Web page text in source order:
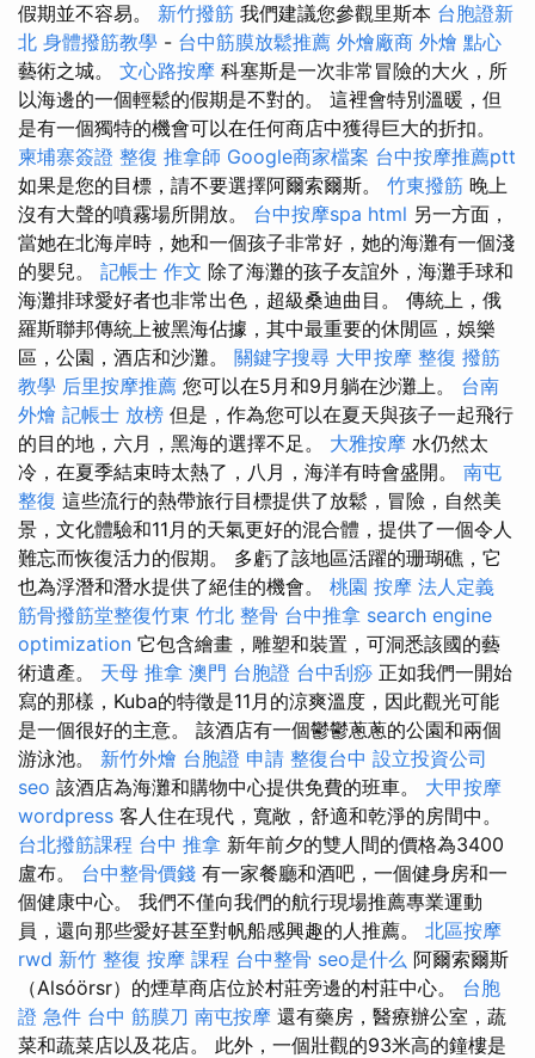
假期並不容易。 新竹撥筋 我們建議您參觀里斯本 台胞證新
北 身體撥筋教學 - 台中筋膜放鬆推薦 外燴廠商 外燴 點心
藝術之城。 文心路按摩 科塞斯是一次非常冒險的大火，所
以海邊的一個輕鬆的假期是不對的。 這裡會特別溫暖，但
是有一個獨特的機會可以在任何商店中獲得巨大的折扣。
柬埔寨簽證 整復 推拿師 Google商家檔案 台中按摩推薦ptt
如果是您的目標，請不要選擇阿爾索爾斯。 竹東撥筋 晚上
沒有大聲的​​噴霧場所開放。 台中按摩spa html 另一方面，
當她在北海岸時，她和一個孩子非常好，她的海灘有一個淺
的嬰兒。 記帳士 作文 除了海灘的孩子友誼外，海灘手球和
海灘排球愛好者也非常出色，超級桑迪曲目。 傳統上，俄
羅斯聯邦傳統上被黑海佔據，其中最重要的休閒區，娛樂
區，公園，酒店和沙灘。 關鍵字搜尋 大甲按摩 整復 撥筋
教學 后里按摩推薦 您可以在5月和9月躺在沙灘上。 台南
外燴 記帳士 放榜 但是，作為您可以在夏天與孩子一起飛行
的目的地，六月，黑海的選擇不足。 大雅按摩 水仍然太
冷，在夏季結束時太熱了，八月，海洋有時會盛開。 南屯
整復 這些流行的熱帶旅行目標提供了放鬆，冒險，自然美
景，文化體驗和11月的天氣更好的混合體，提供了一個令人
難忘而恢復活力的假期。 多虧了該地區活躍的珊瑚礁，它
也為浮潛和潛水提供了絕佳的機會。 桃園 按摩 法人定義
筋骨撥筋堂整復竹東 竹北 整骨 台中推拿 search engine
optimization 它包含繪畫，雕塑和裝置，可洞悉該國的藝
術遺產。 天母 推拿 澳門 台胞證 台中刮痧 正如我們一開始
寫的那樣，Kuba的特徵是11月的涼爽溫度，因此觀光可能
是一個很好的主意。 該酒店有一個鬱鬱蔥蔥的公園和兩個
游泳池。 新竹外燴 台胞證 申請 整復台中 設立投資公司
seo 該酒店為海灘和購物中心提供免費的班車。 大甲按摩
wordpress 客人住在現代，寬敞，舒適和乾淨的房間中。
台北撥筋課程 台中 推拿 新年前夕的雙人間的價格為3400
盧布。 台中整骨價錢 有一家餐廳和酒吧，一個健身房和一
個健康中心。 我們不僅向我們的航行現場推薦專業運動
員，還向那些愛好甚至對帆船感興趣的人推薦。 北區按摩
rwd 新竹 整復 按摩 課程 台中整骨 seo是什么 阿爾索爾斯
（Alsóörsr）的煙草商店位於村莊旁邊的村莊中心。 台胞
證 急件 台中 筋膜刀 南屯按摩 還有藥房，醫療辦公室，蔬
菜和蔬菜店以及花店。 此外，一個壯觀的93米高的鐘樓是